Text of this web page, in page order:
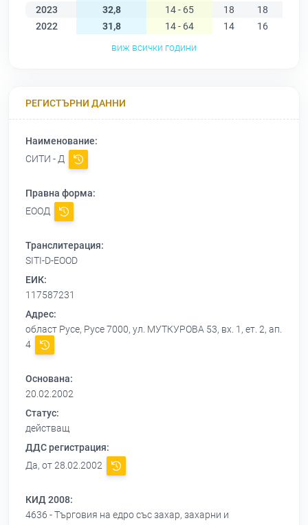
2023
32,8 14 - 65 18 18
2022
31,8 14 - 64 14 16
виж всички години
РЕГИСТЪРНИ ДАННИ
Наименование:
СИТИ - Д
Правна форма:
ЕООД
Транслитерация:
SITI-D-EOOD
ЕИК:
117587231
Адрес:
област Русе, Русе 7000, ул. МУТКУРОВА 53, вх. 1, ет. 2, ап.
4
Основана:
20.02.2002
Статус:
действащ
ДДС регистрация:
Да, от 28.02.2002
КИД 2008:
4636 - Търговия на едро със захар, захарни и